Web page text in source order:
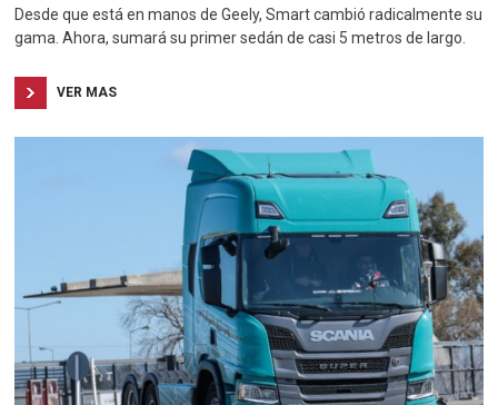
Desde que está en manos de Geely, Smart cambió radicalmente su
gama. Ahora, sumará su primer sedán de casi 5 metros de largo.
VER MAS